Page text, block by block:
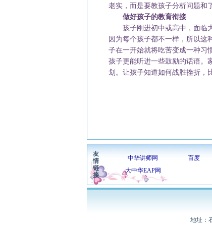
老实，而是要教孩子分析问题和
做好孩子的教育衔接
孩子刚进初中或高中，面临大
因为每个孩子都不一样，所以这
子在一开始就将吃苦变成一种习
孩子更能听进一些鼓励的话语。
划。让孩子知道如何战胜挫折，
友
情
链
接
中华讲师网 百度
大中华EAP网
地址：